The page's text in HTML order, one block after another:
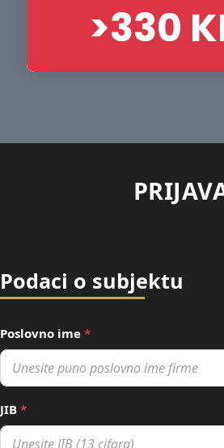
>330
Podaci o subjektu
Poslovno ime *
JIB *